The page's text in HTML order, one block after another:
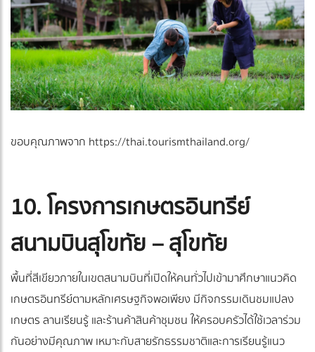
ขอบคุณภาพจาก https://thai.tourismthailand.org/
10. โครงการเกษตรอินทรีย์
สนามบินสุโขทัย – สุโขทัย
พื้นที่สีเขียวภายในเขตสนามบินที่เปิดให้คนทั่วไปเข้ามาศึกษาแนวคิด
เกษตรอินทรีย์ตามหลักเศรษฐกิจพอเพียง มีกิจกรรมเดินชมแปลง
เกษตร ลานเรียนรู้ และร้านค้าสินค้าชุมชน ให้ครอบครัวได้ใช้เวลาร่วม
กันอย่างมีคุณภาพ เหมาะกับสายรักธรรมชาติและการเรียนรู้แนว